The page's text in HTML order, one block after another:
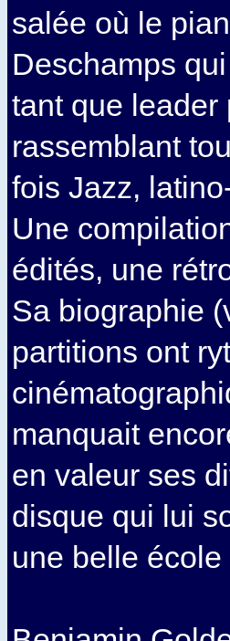
salée où le
Deschamps
tant que leader
rassemblant
fois Jazz,
Une
édités, une
Sa biographie
partitions ont
manquait
en valeur ses
disque qui lui
une belle